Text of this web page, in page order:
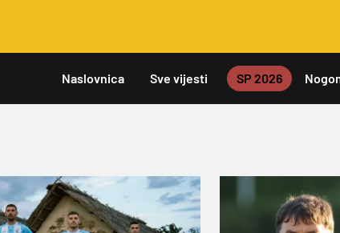
Naslovnica Sve vijesti SP 2026